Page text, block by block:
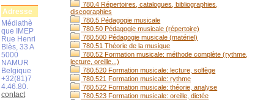
780.4 Répertoires, catalogues, bibliographies,
discographies
780.5 Pédagogie musicale
780.50 Pédagogie musicale (répertoire)
780.500 Pédagogie musicale (matériel)
780.51 Théorie de la musique
780.52 Formation musicale: méthode complète (rythme,
lecture, oreille...)
780.520 Formation musicale: lecture, solfège
780.521 Formation musicale: rythme
780.522 Formation musicale: théorie, analyse
780.523 Formation musicale: oreille, dictée
Adresse
Médiathè
que IMEP
Rue Henri
Blès, 33 A
5000
NAMUR
Belgique
+32(81)7
4.46.80.
contact